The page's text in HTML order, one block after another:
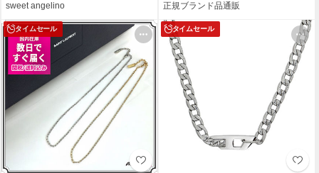
sweet angelino 正規ブランド品通販
タイムセール タイムセール